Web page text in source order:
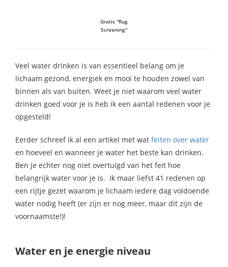
Gratis "Rug
Screening"
Veel water drinken is van essentieel belang om je
lichaam gezond, energiek en mooi te houden zowel van
binnen als van buiten. Weet je niet waarom veel water
drinken goed voor je is heb ik een aantal redenen voor je
opgesteld!
Eerder schreef ik al een artikel met wat feiten over water
en hoeveel en wanneer je water het beste kan drinken.
Ben je echter nog niet overtuigd van het feit hoe
belangrijk water voor je is. Ik maar liefst 41 redenen op
een rijtje gezet waarom je lichaam iedere dag voldoende
water nodig heeft (er zijn er nog meer, maar dit zijn de
voornaamste!)!
Water en je energie niveau